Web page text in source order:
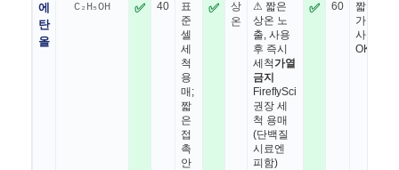
에
탄
올
C₂H₅OH ✅ 40
표
준
셀
세
척
용
매;
짧
은
접
촉
안
✅
상
온
⚠ 짧은
상온 노
출, 사용
후 즉시
세척가열
금지
FireflySci
권장 세
척 용매
(단백질
시료엔
피함)
✅ 60
짧은
가열
사용
OK